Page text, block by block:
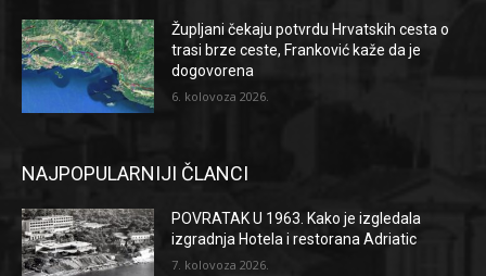
Župljani čekaju potvrdu Hrvatskih cesta o
trasi brze ceste, Franković kaže da je
dogovorena
6. kolovoza 2026.
NAJPOPULARNIJI ČLANCI
POVRATAK U 1963. Kako je izgledala
izgradnja Hotela i restorana Adriatic
7. kolovoza 2026.